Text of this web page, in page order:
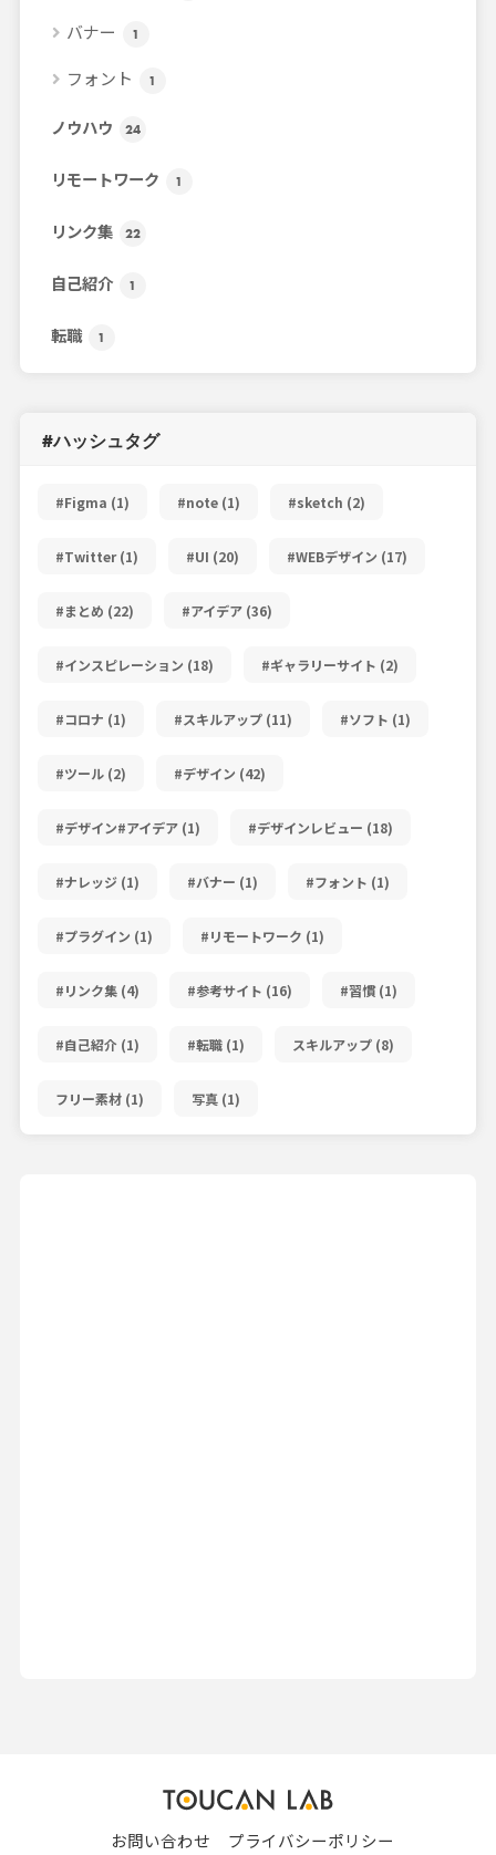
バナー 1
フォント 1
ノウハウ 24
リモートワーク 1
リンク集 22
自己紹介 1
転職 1
#ハッシュタグ
#Figma (1) #note(1) #sketch (2)
#Twitter(1) #UI (20) #WEBデザイン (17)
#まとめ (22) #アイデア(36)
#インスピレーション (18) #ギャラリーサイト (2)
#コロナ (1) #スキルアップ(11) #ソフト (1)
#ツール(2) #デザイン (42)
#デザイン#アイデア(1) #デザインレビュー (18)
#ナレッジ(1) #バナー (1) #フォント (1)
#プラグイン (1) #リモートワーク (1)
#リンク集(4) #参考サイト (16) #習慣(1)
#自己紹介(1) #転職(1) スキルアップ(8)
フリー素材(1) 写真(1)
お問い合わせ プライバシーポリシー